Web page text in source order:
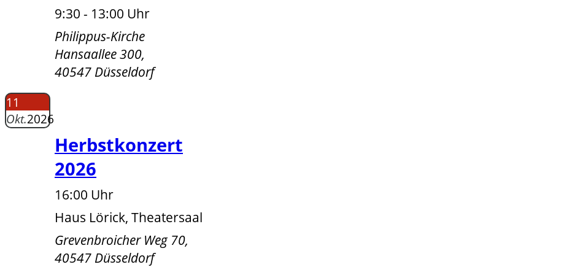
9:30 - 13:00 Uhr
Philippus-Kirche
Hansaallee 300,
40547 Düsseldorf
11
Okt.2026
Herbstkonzert
2026
16:00 Uhr
Haus Lörick, Theatersaal
Grevenbroicher Weg 70,
40547 Düsseldorf